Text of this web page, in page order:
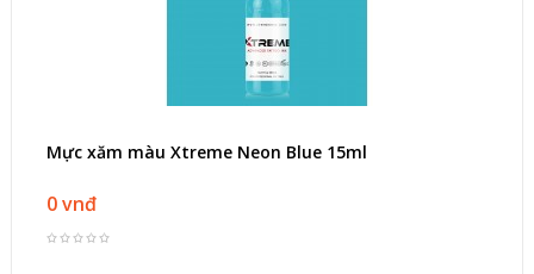
Mực xăm màu Xtreme Neon Blue 15ml
0 vnđ